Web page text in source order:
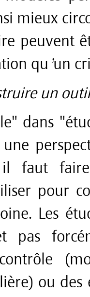
mieux
peuvent
qu’un
un
dans
une
il faut
pour
Les
pas
ou